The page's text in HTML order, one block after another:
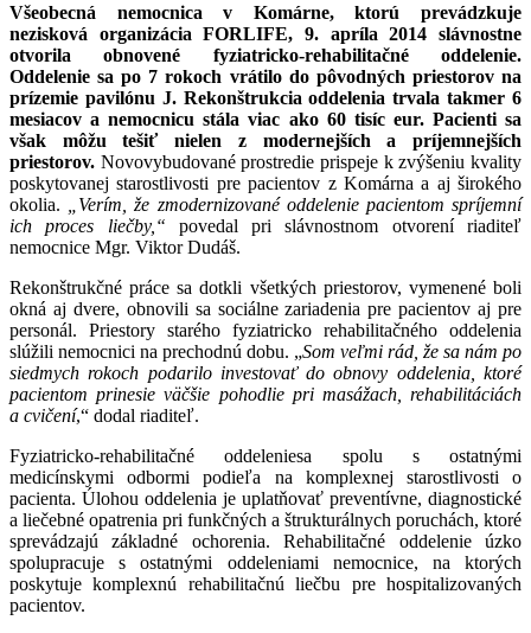
Všeobecná nemocnica v Komárne, ktorú prevádzkuje
nezisková organizácia FORLIFE, 9. apríla 2014 slávnostne
otvorila obnovené fyziatricko-rehabilitačné oddelenie.
Oddelenie sa po 7 rokoch vrátilo do pôvodných priestorov na
prízemie pavilónu J. Rekonštrukcia oddelenia trvala takmer 6
mesiacov a nemocnicu stála viac ako 60 tisíc eur. Pacienti sa
však môžu tešiť nielen z modernejších a príjemnejších
priestorov. Novovybudované prostredie prispeje k zvýšeniu kvality
poskytovanej starostlivosti pre pacientov z Komárna a aj širokého
okolia.
„Verím, že zmodernizované oddelenie pacientom spríjemní
ich proces liečby,“ povedal pri slávnostnom otvorení riaditeľ
nemocnice Mgr. Viktor Dudáš.
Rekonštrukčné práce sa dotkli všetkých priestorov, vymenené boli
okná aj dvere, obnovili sa sociálne zariadenia pre pacientov aj pre
personál. Priestory starého fyziatricko rehabilitačného oddelenia
slúžili nemocnici na prechodnú dobu. „Som veľmi rád, že sa nám po
siedmych rokoch podarilo investovať do obnovy oddelenia, ktoré
pacientom prinesie väčšie pohodlie pri masážach, rehabilitáciách
a cvičení,“ dodal riaditeľ.
Fyziatricko-rehabilitačné oddeleniesa spolu s ostatnými
medicínskymi odbormi podieľa na komplexnej starostlivosti o
pacienta. Úlohou oddelenia je uplatňovať preventívne, diagnostické
a liečebné opatrenia pri funkčných a štrukturálnych poruchách, ktoré
sprevádzajú základné ochorenia. Rehabilitačné oddelenie úzko
spolupracuje s ostatnými oddeleniami nemocnice, na ktorých
poskytuje komplexnú rehabilitačnú liečbu pre hospitalizovaných
pacientov.